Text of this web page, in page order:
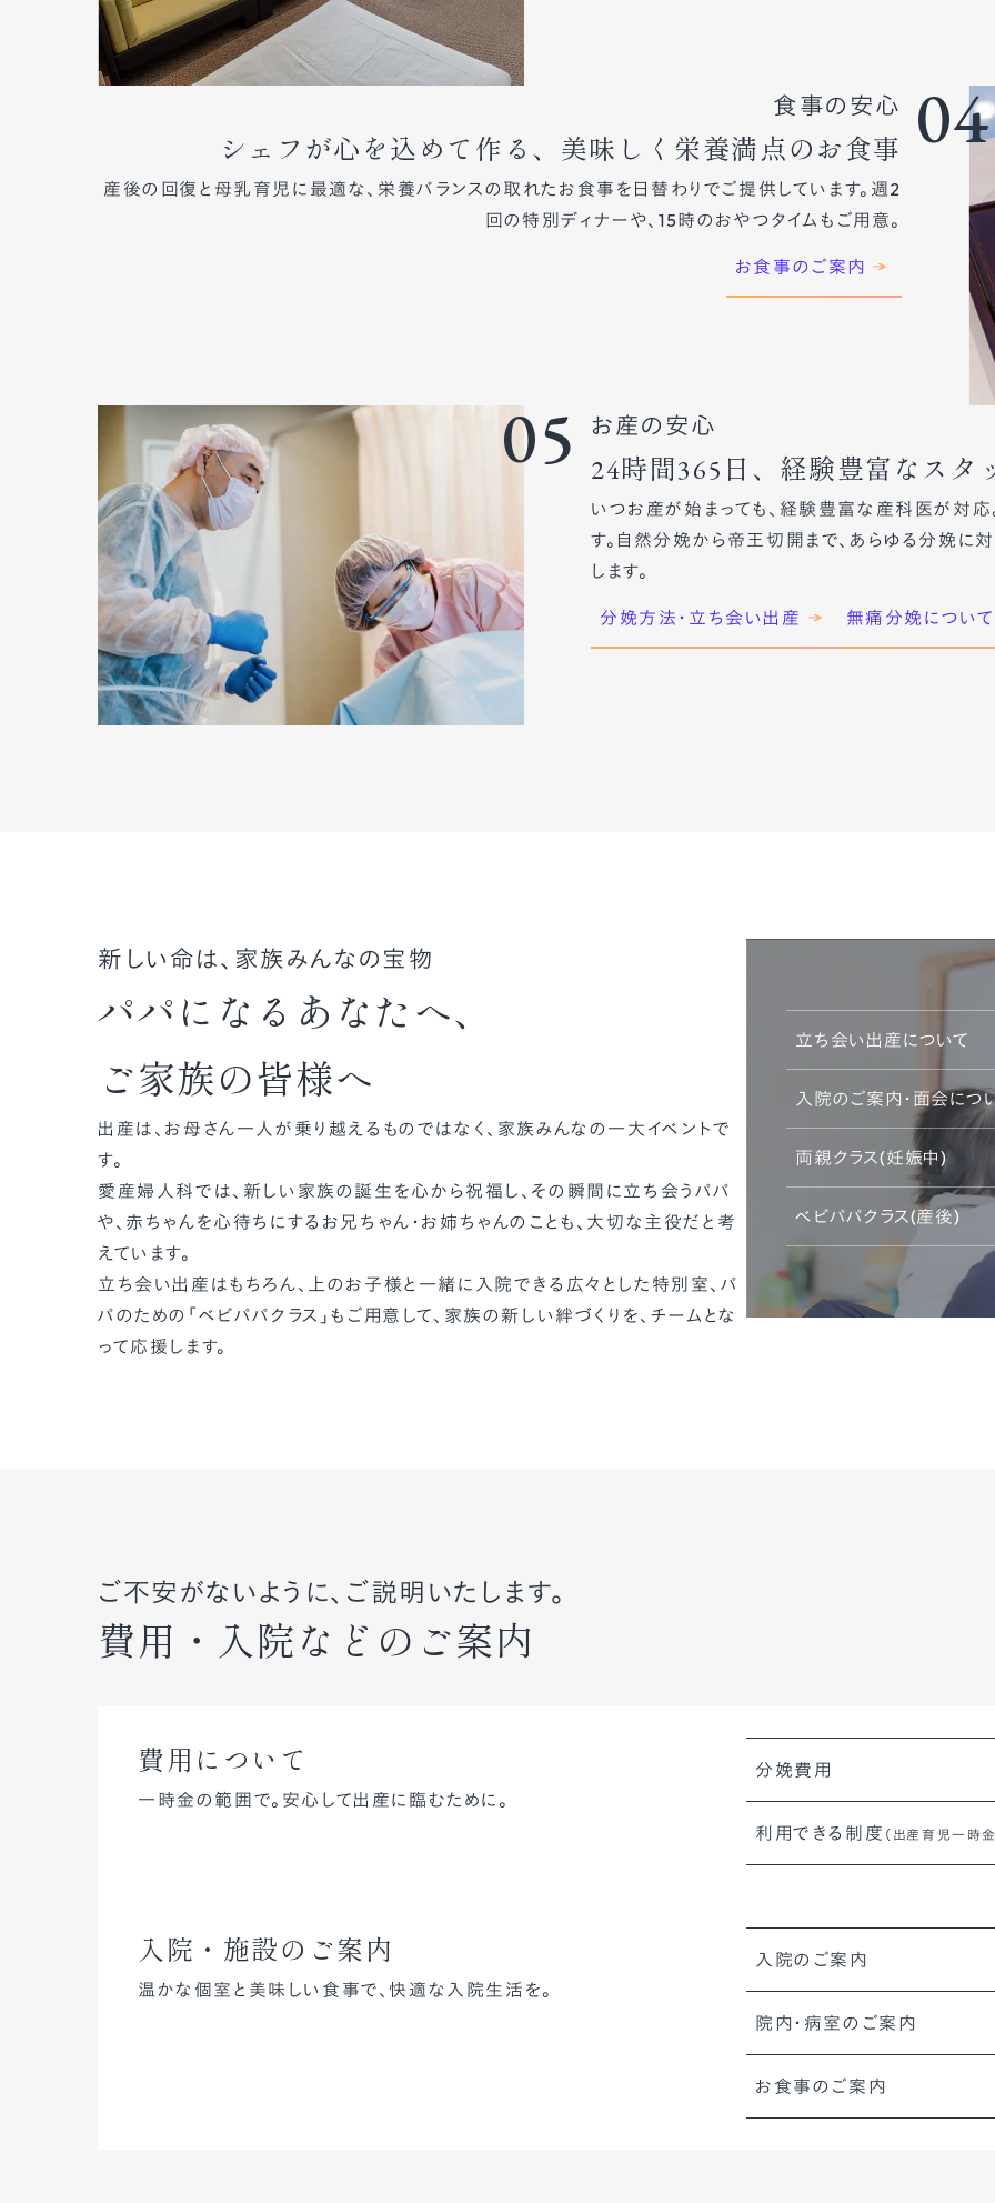
04
食事の安心
シェフが心を込めて作る、美味しく栄養満点のお食事
産後の回復と母乳育児に最適な、栄養バランスの取れたお食事を日替わりでご提供しています。週2
回の特別ディナーや、15時のおやつタイムもご用意。
お食事のご案内
05 お産の安心
24時間365日、経験豊富なスタ
いつお産が始まっても、経験豊富な産科医が対
す。自然分娩から帝王切開まで、あらゆる分娩
します。
分娩方法・立ち会い出産 無痛分娩について
新しい命は、家族みんなの宝物
パパになるあなたへ、
ご家族の皆様へ
出産は、お母さん一人が乗り越えるものではなく、家族みんなの一大イベントで
す。
愛産婦人科では、新しい家族の誕生を心から祝福し、その瞬間に立ち会うパパ
や、赤ちゃんを心待ちにするお兄ちゃん・お姉ちゃんのことも、大切な主役だと考
えています。
立ち会い出産はもちろん、上のお子様と一緒に入院できる広々とした特別室、パ
パのための「ベビパパクラス」もご用意して、家族の新しい絆づくりを、チームとな
って応援します。
立ち会い出産について
入院のご案内・面会につ
両親クラス(妊娠中)
ベビパパクラス(産後)
ご不安がないように、ご説明いたします。
費用・入院などのご案内
費用について
一時金の範囲で。安心して出産に臨むために。
分娩費用
利用できる制度 （出産育児一時
入院・施設のご案内
温かな個室と美味しい食事で、快適な入院生活を。
入院のご案内
院内・病室のご案内
お食事のご案内